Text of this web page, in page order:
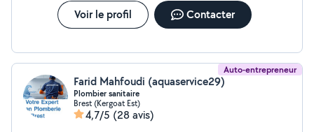
Voir le profil Contacter
Auto-entrepreneur
Farid Mahfoudi (aquaservice29)
Plombier sanitaire
Brest (Kergoat Est)
4,7/5 (28 avis)